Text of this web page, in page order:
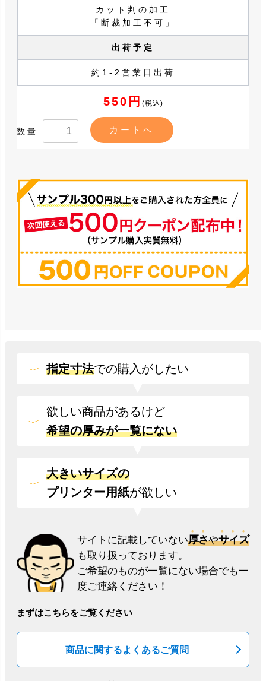
カット判の加工
「断裁加工不可」
出荷予定
約1-2営業日出荷
550円 (税込)
数量
指定寸法での購入がしたい
欲しい商品があるけど
希望の厚みが一覧にない
大きいサイズの
プリンター用紙が欲しい
サイトに記載していない厚さやサイズ
も取り扱っております。
ご希望のものが一覧にない場合でも一
度ご連絡ください！
まずはこちらをご覧ください
商品に関するよくあるご質問